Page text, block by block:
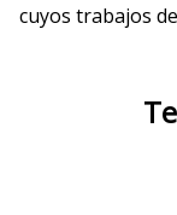
cuyos trabajos